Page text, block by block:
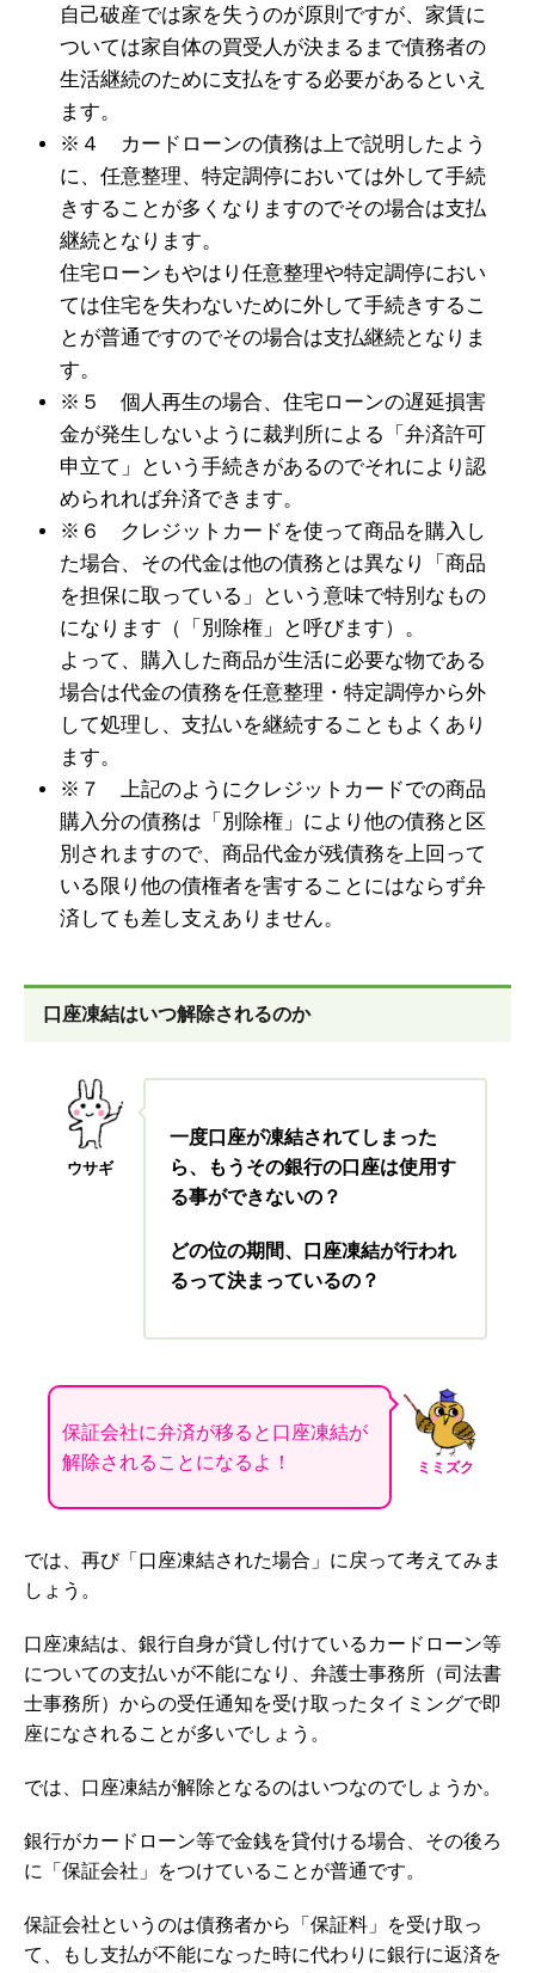
自己破産では家を失うのが原則ですが、家賃に
ついては家自体の買受人が決まるまで債務者の
生活継続のために支払をする必要があるといえ
ます。
※４ カードローンの債務は上で説明したよう
に、任意整理、特定調停においては外して手続
きすることが多くなりますのでその場合は支払
継続となります。
住宅ローンもやはり任意整理や特定調停におい
ては住宅を失わないために外して手続きするこ
とが普通ですのでその場合は支払継続となりま
す。
※５ 個人再生の場合、住宅ローンの遅延損害
金が発生しないように裁判所による「弁済許可
申立て」という手続きがあるのでそれにより認
められれば弁済できます。
※６ クレジットカードを使って商品を購入し
た場合、その代金は他の債務とは異なり「商品
を担保に取っている」という意味で特別なもの
になります（「別除権」と呼びます）。
よって、購入した商品が生活に必要な物である
場合は代金の債務を任意整理・特定調停から外
して処理し、支払いを継続することもよくあり
ます。
※７ 上記のようにクレジットカードでの商品
購入分の債務は「別除権」により他の債務と区
別されますので、商品代金が残債務を上回って
いる限り他の債権者を害することにはならず弁
済しても差し支えありません。
口座凍結はいつ解除されるのか
ウサギ
一度口座が凍結されてしまった
ら、もうその銀行の口座は使用す
る事ができないの？
どの位の期間、口座凍結が行われ
るって決まっているの？
ミミズク
保証会社に弁済が移ると口座凍結が
解除されることになるよ！
では、再び「口座凍結された場合」に戻って考えてみま
しょう。
口座凍結は、銀行自身が貸し付けているカードローン等
についての支払いが不能になり、弁護士事務所（司法書
士事務所）からの受任通知を受け取ったタイミングで即
座になされることが多いでしょう。
では、口座凍結が解除となるのはいつなのでしょうか。
銀行がカードローン等で金銭を貸付ける場合、その後ろ
に「保証会社」をつけていることが普通です。
保証会社というのは債務者から「保証料」を受け取っ
て、もし支払が不能になった時に代わりに銀行に返済を